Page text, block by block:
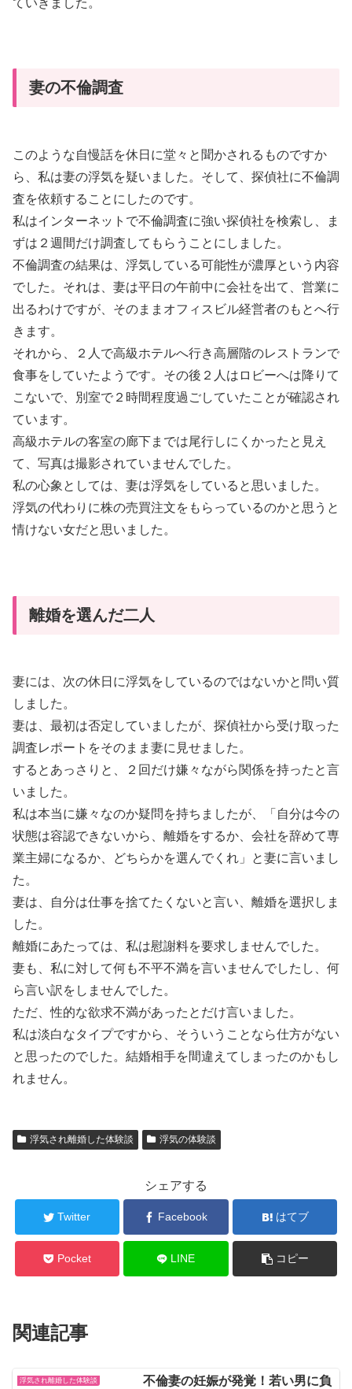
ていきました。
妻の不倫調査
このような自慢話を休日に堂々と聞かされるものですか
ら、私は妻の浮気を疑いました。そして、探偵社に不倫調
査を依頼することにしたのです。
私はインターネットで不倫調査に強い探偵社を検索し、ま
ずは２週間だけ調査してもらうことにしました。
不倫調査の結果は、浮気している可能性が濃厚という内容
でした。それは、妻は平日の午前中に会社を出て、営業に
出るわけですが、そのままオフィスビル経営者のもとへ行
きます。
それから、２人で高級ホテルへ行き高層階のレストランで
食事をしていたようです。その後２人はロビーへは降りて
こないで、別室で２時間程度過ごしていたことが確認され
ています。
高級ホテルの客室の廊下までは尾行しにくかったと見え
て、写真は撮影されていませんでした。
私の心象としては、妻は浮気をしていると思いました。
浮気の代わりに株の売買注文をもらっているのかと思うと
情けない女だと思いました。
離婚を選んだ二人
妻には、次の休日に浮気をしているのではないかと問い質
しました。
妻は、最初は否定していましたが、探偵社から受け取った
調査レポートをそのまま妻に見せました。
するとあっさりと、２回だけ嫌々ながら関係を持ったと言
いました。
私は本当に嫌々なのか疑問を持ちましたが、「自分は今の
状態は容認できないから、離婚をするか、会社を辞めて専
業主婦になるか、どちらかを選んでくれ」と妻に言いまし
た。
妻は、自分は仕事を捨てたくないと言い、離婚を選択しま
した。
離婚にあたっては、私は慰謝料を要求しませんでした。
妻も、私に対して何も不平不満を言いませんでしたし、何
ら言い訳をしませんでした。
ただ、性的な欲求不満があったとだけ言いました。
私は淡白なタイプですから、そういうことなら仕方がない
と思ったのでした。結婚相手を間違えてしまったのかもし
れません。
浮気され離婚した体験談 浮気の体験談
シェアする
Twitter Facebook はてブ
Pocket LINE コピー
関連記事
浮気され離婚した体験談
不倫妻の妊娠が発覚！若い男に負